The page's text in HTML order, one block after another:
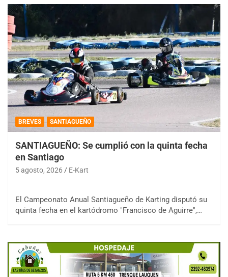
BREVES SANTIAGUEÑO
SANTIAGUEÑO: Se cumplió con la quinta fecha
en Santiago
5 agosto, 2026 E-Kart
El Campeonato Anual Santiagueño de Karting disputó su
quinta fecha en el kartódromo "Francisco de Aguirre",…